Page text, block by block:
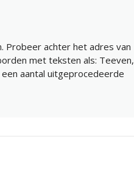
Probeer achter het adres van
met teksten als: Teeven,
aantal uitgeprocedeerde